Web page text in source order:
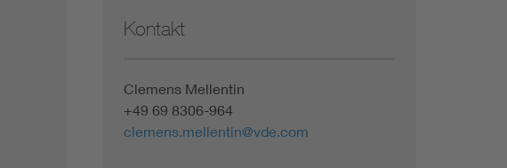
Kontakt
Clemens Mellentin
+49 69 8306-964
clemens.mellentin@vde.com